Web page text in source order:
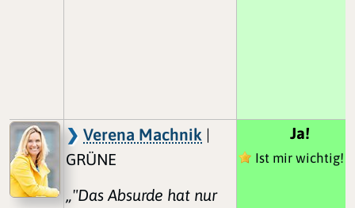
Verena Machnik |
GRÜNE
„"Das Absurde hat nur
Ja!
Ist mir wichtig!